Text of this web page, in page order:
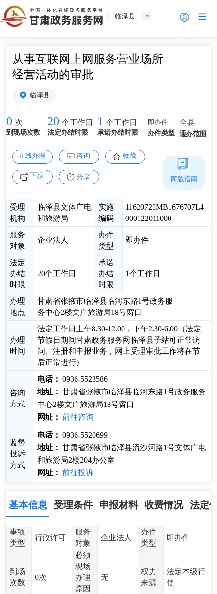
临泽县
从事互联网上网服务营业场所
经营活动的审批
临泽县
0 次
到现场次数
20 个工作日
法定办结时限
1 个工作日
承诺办结时限
即办件
办件类型
全县
通办范围
在线办理 咨询 收藏
下载 分享
受理
机构
临泽县文体广电
和旅游局
实施
编码
11620723MB1676707L4
000122011000
服务
对象
企业法人
办件
类型
即办件
法定
办结
时限
20个工作日
承诺
办结
时限
1个工作日
办理
地点
甘肃省张掖市临泽县临河东路1号政务服
务中心2楼文广旅游局18号窗口
办理
时间
法定工作日上午8:30-12:00，下午2:30-6:00（法定
节假日期间甘肃政务服务网临泽县子站可正常访
问、注册和申报业务，网上受理审批工作将在节
后正常进行）
咨询
方式
电话： 0936-5523586
地址： 甘肃省张掖市临泽县临河东路1号政务服务
中心2楼文广旅游局18号窗口
网址： 前往咨询
监督
投诉
方式
电话： 0936-5520699
地址： 甘肃省张掖市临泽县流沙河路1号文体广电
和旅游局2楼204办公室
网址： 前往投诉
简版指南
基本信息 受理条件 申报材料 收费情况 法定
事项
类型
行政许可
服务
对象
企业法人
办件
类型
即办件
到场
次数
0次
必须
现场
办理
原因
无
权力
来源
法定本级行
使